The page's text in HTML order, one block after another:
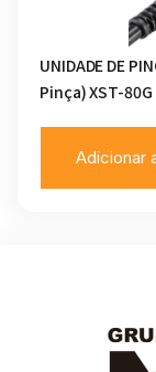
UNIDADE DE
Pinça) XST-80G
Adicionar